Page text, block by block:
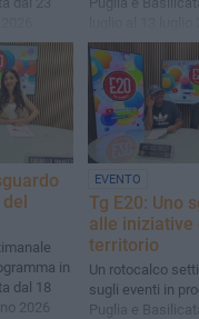
in
dal 18
2026
EVENTO
Tg E20: Uno
alle iniziative
territorio
Un rotocalco
sugli eventi in
Puglia e